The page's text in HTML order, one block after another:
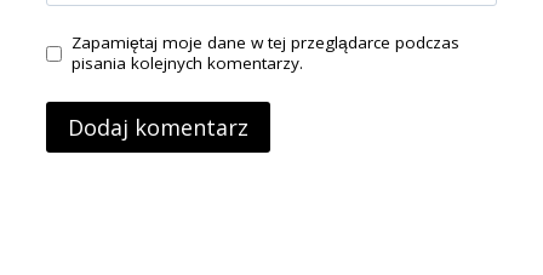
Zapamiętaj moje dane w tej przeglądarce podczas
pisania kolejnych komentarzy.